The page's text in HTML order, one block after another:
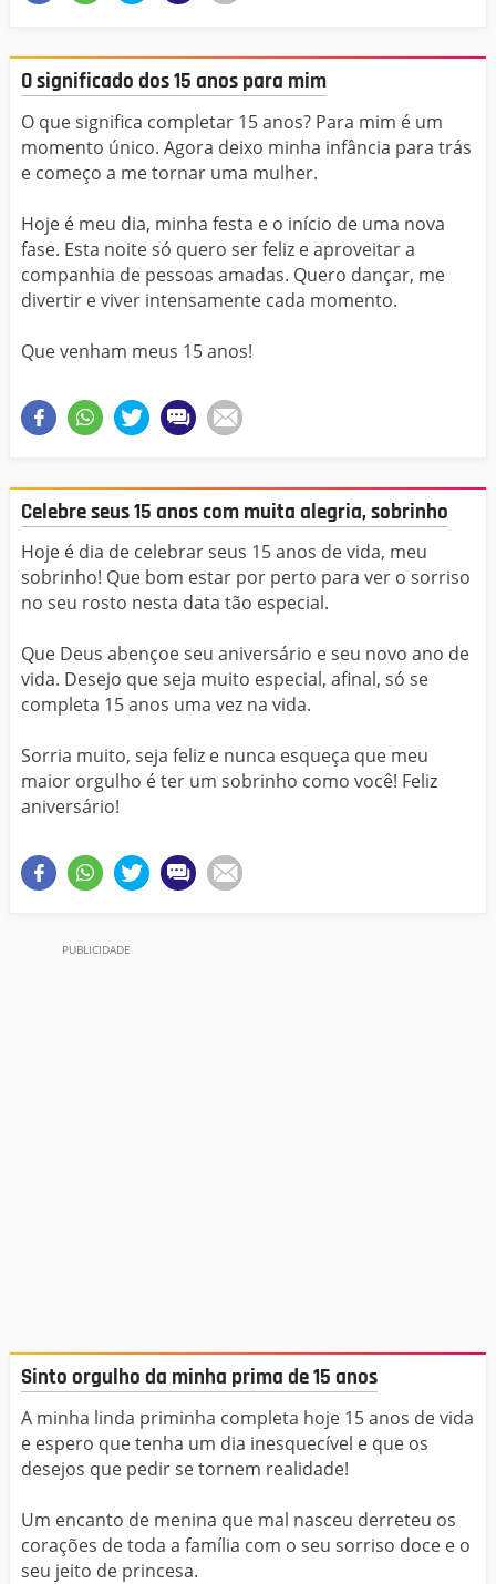
O significado dos 15 anos para mim
O que significa completar 15 anos? Para mim é um
momento único. Agora deixo minha infância para trás
e começo a me tornar uma mulher.
Hoje é meu dia, minha festa e o início de uma nova
fase. Esta noite só quero ser feliz e aproveitar a
companhia de pessoas amadas. Quero dançar, me
divertir e viver intensamente cada momento.
Que venham meus 15 anos!
Celebre seus 15 anos com muita alegria, sobrinho
Hoje é dia de celebrar seus 15 anos de vida, meu
sobrinho! Que bom estar por perto para ver o sorriso
no seu rosto nesta data tão especial.
Que Deus abençoe seu aniversário e seu novo ano de
vida. Desejo que seja muito especial, afinal, só se
completa 15 anos uma vez na vida.
Sorria muito, seja feliz e nunca esqueça que meu
maior orgulho é ter um sobrinho como você! Feliz
aniversário!
Sinto orgulho da minha prima de 15 anos
A minha linda priminha completa hoje 15 anos de vida
e espero que tenha um dia inesquecível e que os
desejos que pedir se tornem realidade!
Um encanto de menina que mal nasceu derreteu os
corações de toda a família com o seu sorriso doce e o
seu jeito de princesa.